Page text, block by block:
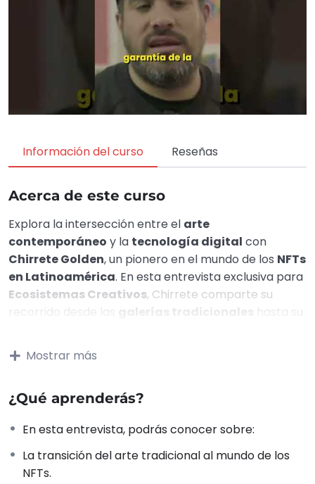
Información del curso Reseñas
Acerca de este curso
Explora la intersección entre el arte
contemporáneo y la tecnología digital con
Chirrete Golden, un pionero en el mundo de los NFTs
en Latinoamérica. En esta entrevista exclusiva para
Ecosistemas Creativos, Chirrete comparte su
recorrido desde las
galerías tradicionales
hasta su
clave
para artistas emergentes.
innovaciónpara redefinir el mercado del arte
contemporáneo, explorando
oportunidades de ingresoscontokens no
Accede SIN COSTO
Mostrar más
¿Qué aprenderás?
En esta entrevista, podrás conocer sobre:
La transición del arte tradicional al mundo de los
NFTs.